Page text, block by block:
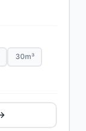
30m³